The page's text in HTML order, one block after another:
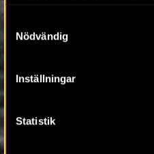
Nödvändig
Inställningar
Statistik